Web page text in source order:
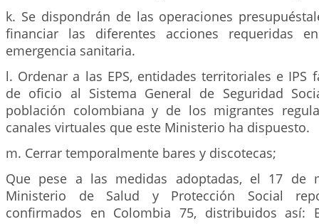
k. Se dispondrán de las operaciones
financiar las diferentes acciones requeridas
emergencia sanitaria.
l. Ordenar a las EPS, entidades territoriales e IPS
de oficio al Sistema General de Seguridad
población colombiana y de los migrantes
canales virtuales que este Ministerio ha dispuesto.
m. Cerrar temporalmente bares y discotecas;
Que pese a las medidas adoptadas, el 17 de
Ministerio de Salud y Protección Social
confirmados en Colombia 75, distribuidos así: